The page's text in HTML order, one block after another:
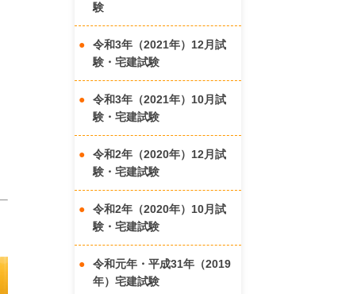
験
令和3年（2021年）12月試
験・宅建試験
令和3年（2021年）10月試
験・宅建試験
令和2年（2020年）12月試
験・宅建試験
令和2年（2020年）10月試
験・宅建試験
令和元年・平成31年（2019
年）宅建試験